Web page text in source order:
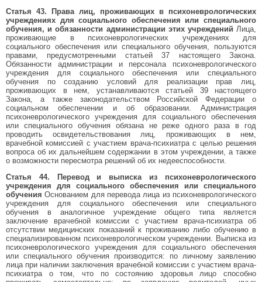
Статья 43. Права лиц, проживающих в психоневрологических
учреждениях для социального обеспечения или специального
обучения, и обязанности администрации этих учреждений Лица,
проживающие в психоневрологических учреждениях для
социального обеспечения или специального обучения, пользуются
правами, предусмотренными статьей 37 настоящего Закона.
Обязанности администрации и персонала психоневрологического
учреждения для социального обеспечения или специального
обучения по созданию условий для реализации прав лиц,
проживающих в нем, устанавливаются статьей 39 настоящего
Закона, а также законодательством Российской Федерации о
социальном обеспечении и об образовании. Администрация
психоневрологического учреждения для социального обеспечения
или специального обучения обязана не реже одного раза в год
проводить освидетельствования лиц, проживающих в нем,
врачебной комиссией с участием врача-психиатра с целью решения
вопроса об их дальнейшем содержании в этом учреждении, а также
о возможности пересмотра решений об их недееспособности.
Статья 44. Перевод и выписка из психоневрологического
учреждения для социального обеспечения или специального
обученияОснованием для перевода лица из психоневрологического
учреждения для социального обеспечения или специального
обучения в аналогичное учреждение общего типа является
заключение врачебной комиссии с участием врача-психиатра об
отсутствии медицинских показаний к проживанию либо обучению в
специализированном психоневрологическом учреждении. Выписка из
психоневрологического учреждения для социального обеспечения
или специального обучения производится: по личному заявлению
лица при наличии заключения врачебной комиссии с участием врача-
психиатра о том, что по состоянию здоровья лицо способно